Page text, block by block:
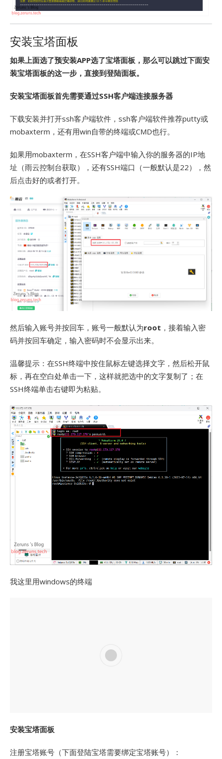
安装宝塔面板
如果上面选了预安装APP选了宝塔面板，那么可以跳过下面安
装宝塔面板的这一步，直接到登陆面板。
安装宝塔面板首先需要通过SSH客户端连接服务器
下载安装并打开ssh客户端软件，ssh客户端软件推荐putty或
mobaxterm，还有用win自带的终端或CMD也行。
如果用mobaxterm，在SSH客户端中输入你的服务器的IP地
址（雨云控制台获取），还有SSH端口（一般默认是22），然
后点击好的或者打开。
然后输入账号并按回车，账号一般默认为root ，接着输入密
码并按回车确定，输入密码时不会显示出来。
温馨提示：在SSH终端中按住鼠标左键选择文字，然后松开鼠
标，再在空白处单击一下，这样就把选中的文字复制了；在
SSH终端单击右键即为粘贴。
我这里用windows的终端
安装宝塔面板
注册宝塔账号（下面登陆宝塔需要绑定宝塔账号）：